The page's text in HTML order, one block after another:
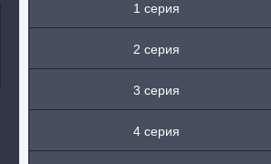
1 серия
2 серия
3 серия
4 серия